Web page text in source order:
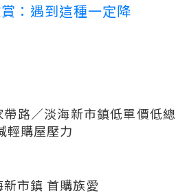
：遇到這種一定降
帶路／淡海新市鎮低單價低總
輕購屋壓力
新市鎮 首購族愛